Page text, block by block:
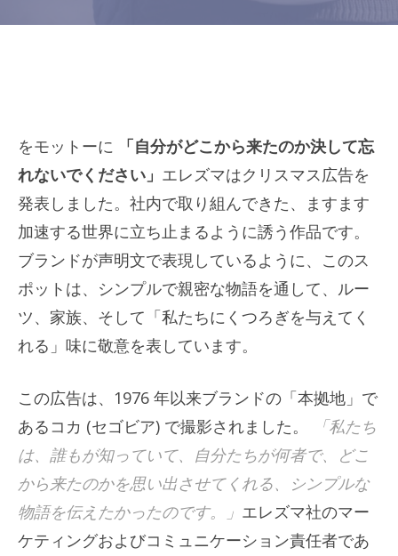
をモットーに
「自分がどこから来たのか決して忘
れないでください」 エレズマはクリスマス広告を
発表しました。社内で取り組んできた、ますます
加速する世界に立ち止まるように誘う作品です。
ブランドが声明文で表現しているように、このス
ポットは、シンプルで親密な物語を通して、ルー
ツ、家族、そして「私たちにくつろぎを与えてく
れる」味に敬意を表しています。
この広告は、1976 年以来ブランドの「本拠地」で
あるコカ (セゴビア) で撮影されました。
「私たち
は、誰もが知っていて、自分たちが何者で、どこ
から来たのかを思い出させてくれる、シンプルな
物語を伝えたかったのです。」 エレズマ社のマー
ケティングおよびコミュニケーション責任者であ